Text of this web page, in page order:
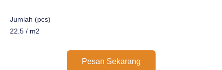
Jumlah (pcs)
22.5 / m2
Pesan Sekarang